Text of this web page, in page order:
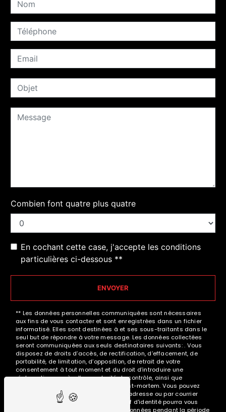
Combien font quatre plus quatre
En cochant cette case, j'accepte les conditions
particulières ci-dessous **
ENVOYER
** Les données personnelles communiquées sont nécessaires
aux fins de vous contacter et sont enregistrées dans un fichier
informatisé. Elles sont destinées à et ses sous-traitants dans le
seul but de répondre à votre message. Les données collectées
seront communiquées aux seuls destinataires suivants: . Vous
disposez de droits d’accès, de rectification, d’effacement, de
portabilité, de limitation, d’opposition, de retrait de votre
consentement à tout moment et du droit d’introduire une
réclamation auprès d’une autorité de contrôle, ainsi que
d’organiser le sort de vos données post-mortem. Vous pouvez
exercer ces droits par voie postale à l'adresse ou par courrier
électronique à l'adresse . Un justificatif d'identité pourra vous
être demandé. Nous conservons vos données pendant la période